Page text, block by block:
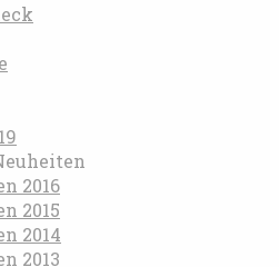
2016
2015
2014
2013